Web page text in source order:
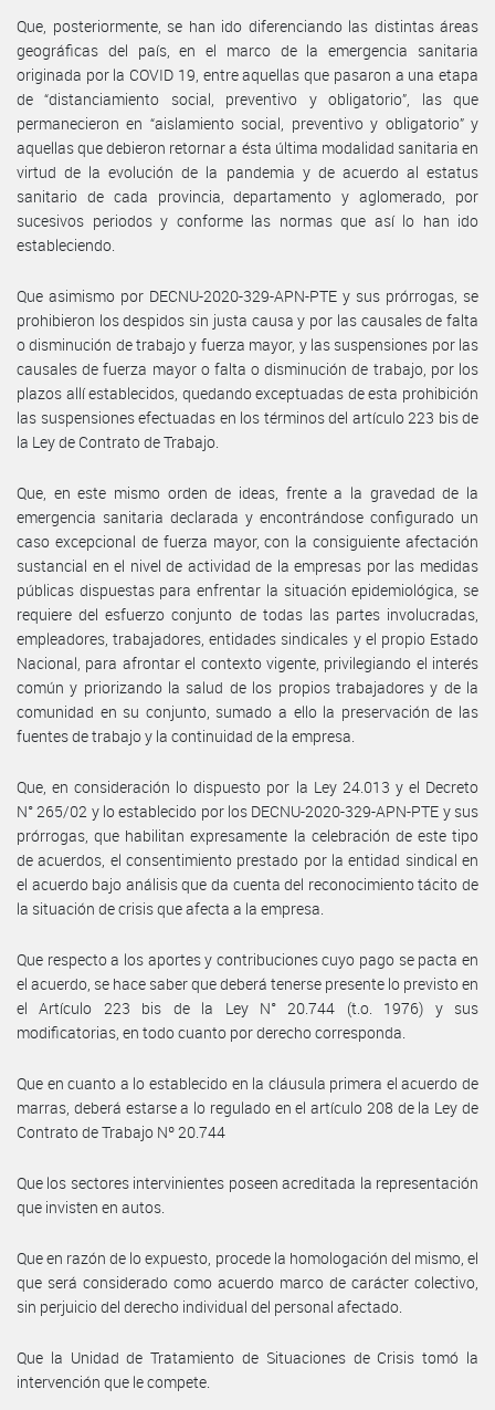
Que, posteriormente, se han ido diferenciando las distintas áreas
geográficas del país, en el marco de la emergencia sanitaria
originada por la COVID 19, entre aquellas que pasaron a una etapa
de “distanciamiento social, preventivo y obligatorio”, las que
permanecieron en “aislamiento social, preventivo y obligatorio” y
aquellas que debieron retornar a ésta última modalidad sanitaria en
virtud de la evolución de la pandemia y de acuerdo al estatus
sanitario de cada provincia, departamento y aglomerado, por
sucesivos periodos y conforme las normas que así lo han ido
estableciendo.
Que asimismo por DECNU-2020-329-APN-PTE y sus prórrogas, se
prohibieron los despidos sin justa causa y por las causales de falta
o disminución de trabajo y fuerza mayor, y las suspensiones por las
causales de fuerza mayor o falta o disminución de trabajo, por los
plazos allí establecidos, quedando exceptuadas de esta prohibición
las suspensiones efectuadas en los términos del artículo 223 bis de
la Ley de Contrato de Trabajo.
Que, en este mismo orden de ideas, frente a la gravedad de la
emergencia sanitaria declarada y encontrándose configurado un
caso excepcional de fuerza mayor, con la consiguiente afectación
sustancial en el nivel de actividad de la empresas por las medidas
públicas dispuestas para enfrentar la situación epidemiológica, se
requiere del esfuerzo conjunto de todas las partes involucradas,
empleadores, trabajadores, entidades sindicales y el propio Estado
Nacional, para afrontar el contexto vigente, privilegiando el interés
común y priorizando la salud de los propios trabajadores y de la
comunidad en su conjunto, sumado a ello la preservación de las
fuentes de trabajo y la continuidad de la empresa.
Que, en consideración lo dispuesto por la Ley 24.013 y el Decreto
N° 265/02 y lo establecido por los DECNU-2020-329-APN-PTE y sus
prórrogas, que habilitan expresamente la celebración de este tipo
de acuerdos, el consentimiento prestado por la entidad sindical en
el acuerdo bajo análisis que da cuenta del reconocimiento tácito de
la situación de crisis que afecta a la empresa.
Que respecto a los aportes y contribuciones cuyo pago se pacta en
el acuerdo, se hace saber que deberá tenerse presente lo previsto en
el Artículo 223 bis de la Ley N° 20.744 (t.o. 1976) y sus
modificatorias, en todo cuanto por derecho corresponda.
Que en cuanto a lo establecido en la cláusula primera el acuerdo de
marras, deberá estarse a lo regulado en el artículo 208 de la Ley de
Contrato de Trabajo Nº 20.744
Que los sectores intervinientes poseen acreditada la representación
que invisten en autos.
Que en razón de lo expuesto, procede la homologación del mismo, el
que será considerado como acuerdo marco de carácter colectivo,
sin perjuicio del derecho individual del personal afectado.
Que la Unidad de Tratamiento de Situaciones de Crisis tomó la
intervención que le compete.